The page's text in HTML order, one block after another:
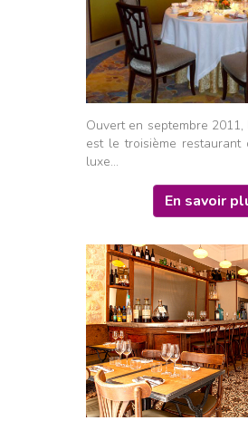
Ouvert en septembre 2011,
est le troisième restaurant
luxe...
En savoir